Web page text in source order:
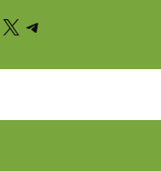
X Telegram